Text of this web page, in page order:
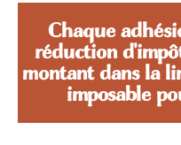
Chaque
réduction
montant dans la
imposable